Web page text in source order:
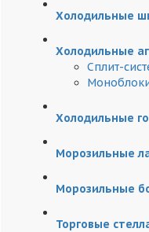
Холодильные
Холодильные
Сплит-
Холодильные
Морозильные
Морозильные
Торговые